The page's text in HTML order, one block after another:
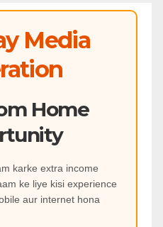
Media
Home
karke extra income
ke liye kisi experience
aur internet hona